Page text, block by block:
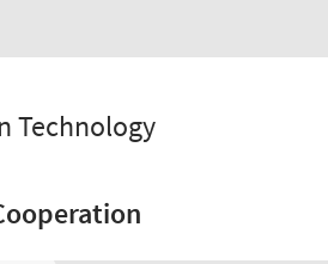
Technology